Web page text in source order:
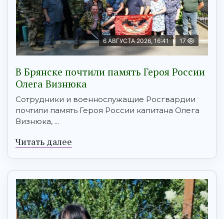
6 АВГУСТА 2026, 16:41 17
В Брянске почтили память Героя России
Олега Визнюка
Сотрудники и военнослужащие Росгвардии
почтили память Героя России капитана Олега
Визнюка, ...
Читать далее